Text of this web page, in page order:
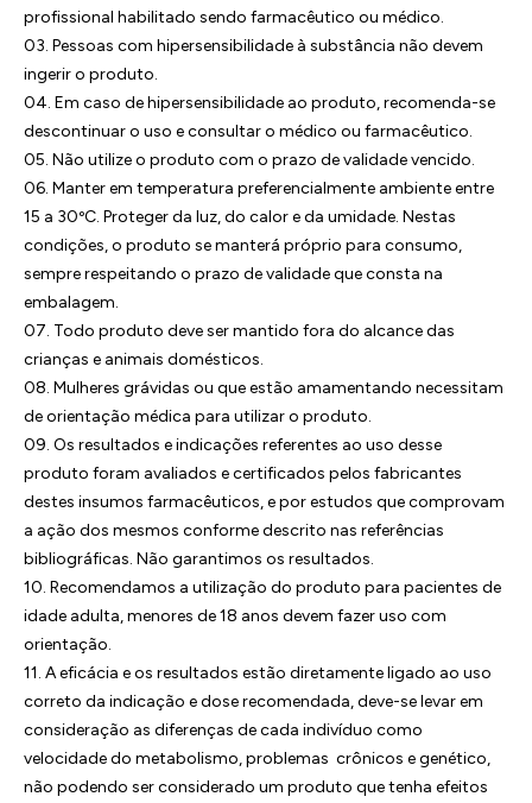
profissional habilitado sendo farmacêutico ou médico.
03. Pessoas com hipersensibilidade à substância não devem
ingerir o produto.
04. Em caso de hipersensibilidade ao produto, recomenda-se
descontinuar o uso e consultar o médico ou farmacêutico.
05. Não utilize o produto com o prazo de validade vencido.
06. Manter em temperatura preferencialmente ambiente entre
15 a 30ºC. Proteger da luz, do calor e da umidade. Nestas
condições, o produto se manterá próprio para consumo,
sempre respeitando o prazo de validade que consta na
embalagem.
07. Todo produto deve ser mantido fora do alcance das
crianças e animais domésticos.
08. Mulheres grávidas ou que estão amamentando necessitam
de orientação médica para utilizar o produto.
09. Os resultados e indicações referentes ao uso desse
produto foram avaliados e certificados pelos fabricantes
destes insumos farmacêuticos, e por estudos que comprovam
a ação dos mesmos conforme descrito nas referências
bibliográficas. Não garantimos os resultados.
10. Recomendamos a utilização do produto para pacientes de
idade adulta, menores de 18 anos devem fazer uso com
orientação.
11. A eficácia e os resultados estão diretamente ligado ao uso
correto da indicação e dose recomendada, deve-se levar em
consideração as diferenças de cada indivíduo como
velocidade do metabolismo, problemas crônicos e genético,
não podendo ser considerado um produto que tenha efeitos